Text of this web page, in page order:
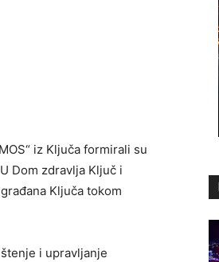
iz Ključa formirali su
Dom zdravlja Ključ i
Ključa tokom
i upravljanje